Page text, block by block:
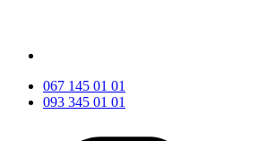
067 145 01 01
093 345 01 01